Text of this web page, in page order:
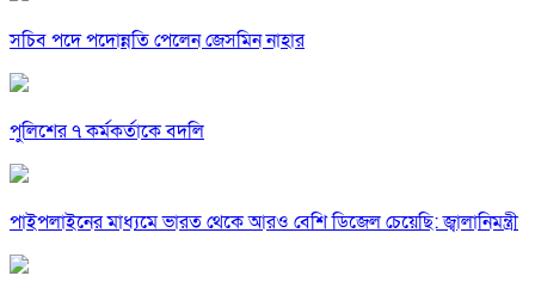
সচিব পদে পদোন্নতি পেলেন জেসমিন নাহার
পুলিশের ৭ কর্মকর্তাকে বদলি
পাইপলাইনের মাধ্যমে ভারত থেকে আরও বেশি ডিজেল চেয়েছি: জ্বালানিমন্ত্রী